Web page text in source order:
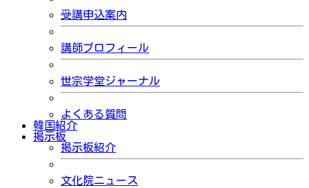
受講申込案内
講師プロフィール
世宗学堂ジャーナル
よくある質問
韓国紹介
掲示板
掲示板紹介
文化院ニュース